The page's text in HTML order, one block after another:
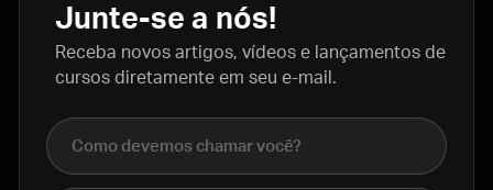
Junte-se a nós!
Receba novos artigos, vídeos e lançamentos de
cursos diretamente em seu e-mail.
Nome completo